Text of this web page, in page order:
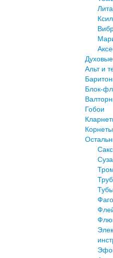
Альт и
Блок-
Гобои
Корнеты